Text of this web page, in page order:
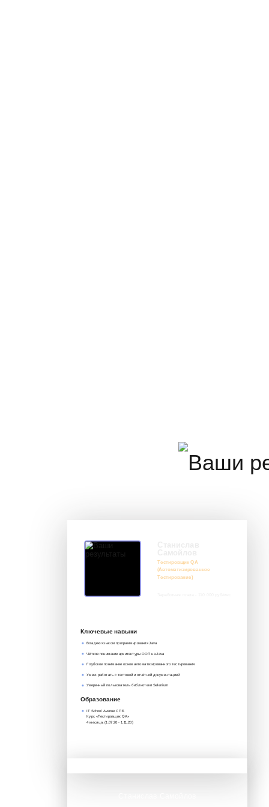
Тестировщик QA
(Автоматизированное
Тестирование)
Ключевые навыки
Владею языком программирования Java
Чёткое понимание архитектуры ООП на Java
Глубокое понимание основ автоматизированного тестирования
Умею работать с тестовой и отчётной документацией
Уверенный пользователь библиотеки Selenium
Образование
IT School Avenue СПБ
Курс «Тестировщик QA»‎
4 месяца. (1.07.20 - 1.11.20)